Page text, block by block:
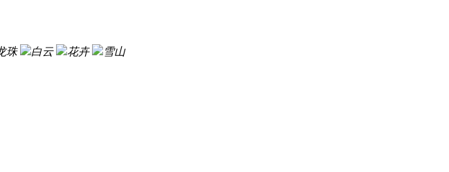
珠 白云 花卉
雪山